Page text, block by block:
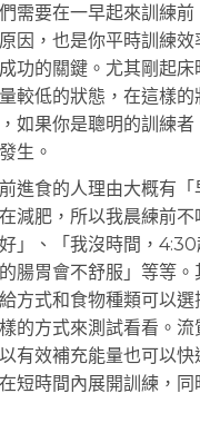
需要在一早起來訓練前
因，也是你平時訓練效
功的關鍵。尤其剛起床
較低的狀態，在這樣
如果你是聰明的訓練
生。
進食的人理由大概有
減肥，所以我晨練前不
」、「我沒時間，
腸胃會不舒服」等等
方式和食物種類可以
的方式來測試看看。流
有效補充能量也可以
短時間內展開訓練，同